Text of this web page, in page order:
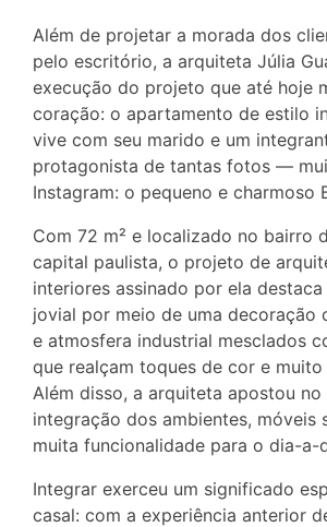
Além de projetar a morada dos
pelo escritório, a arquiteta Júlia
execução do projeto que até hoje
coração: o apartamento de estilo
vive com seu marido e um
protagonista de tantas fotos —
Instagram: o pequeno e charmoso
Com 72 m² e localizado no bairro
capital paulista, o projeto de
interiores assinado por ela destaca
jovial por meio de uma decoração
e atmosfera industrial mesclados
que realçam toques de cor e muito
Além disso, a arquiteta apostou no
integração dos ambientes, móveis
muita funcionalidade para o dia-a-
Integrar exerceu um significado
casal: com a experiência anterior